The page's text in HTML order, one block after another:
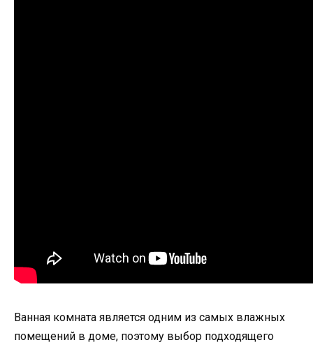
Ванная комната является одним из самых влажных
помещений в доме, поэтому выбор подходящего